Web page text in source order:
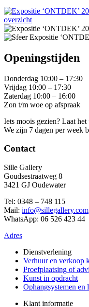
overzicht
Openingstijden
Donderdag 10:00 – 17:30
Vrijdag 10:00 – 17:30
Zaterdag 10:00 – 16:00
Zon t/m woe op afspraak
Iets moois gezien? Laat
We zijn 7 dagen per week
Contact
Sille Gallery
Goudsestraatweg 8
3421 GJ Oudewater
Tel: 0348 – 748 115
Mail: info@sillegallery.com
WhatsApp: 06 526 423 44
Adres
Dienstverlening
Verhuur en verkoop
Proefplaatsing of
Kunst in opdracht
Ophangsystemen en
Klant informatie